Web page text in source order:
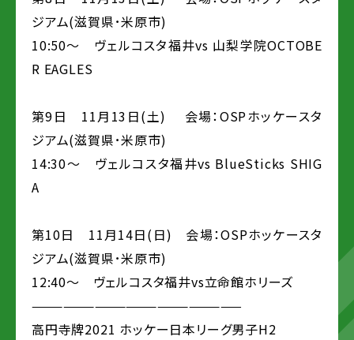
ジアム(滋賀県･米原市)
10:50～ ヴェルコスタ福井vs 山梨学院OCTOBE
R EAGLES
第9日 11月13日(土) 会場：OSPホッケースタ
ジアム(滋賀県･米原市)
14:30～ ヴェルコスタ福井vs BlueSticks SHIG
A
第10日 11月14日(日) 会場：OSPホッケースタ
ジアム(滋賀県･米原市)
12:40～ ヴェルコスタ福井vs立命館ホリーズ
————————————————————
高円寺牌2021 ホッケー日本リーグ男子H2